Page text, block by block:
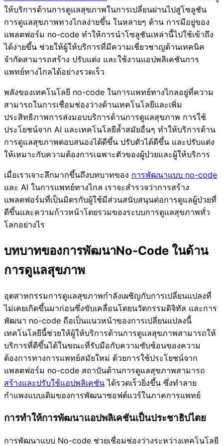
ให้บริการด้านการดูแลสุขภาพในการเปลี่ยนผ่านไปสู่โซลูชัน
การดูแลสุขภาพทางไกลง่ายขึ้น ในหลายๆ ด้าน การมีอยู่ของ
แพลตฟอร์ม no-code ทำให้การนำโซลูชันเหล่านี้ไปใช้เข้าถึง
ได้ง่ายขึ้น ช่วยให้ผู้ให้บริการที่มีความเชี่ยวชาญด้านเทคนิค
จำกัดสามารถสร้าง ปรับแต่ง และใช้งานแอปพลิเคชันการ
แพทย์ทางไกลได้อย่างรวดเร็ว
พลังของเทคโนโลยี no-code ในการแพทย์ทางไกลอยู่ที่ความ
สามารถในการเชื่อมช่องว่างด้านเทคโนโลยีและเพิ่ม
ประสิทธิภาพการส่งมอบบริการด้านการดูแลสุขภาพ การใช้
ประโยชน์จาก AI และเทคโนโลยีล้ำสมัยอื่นๆ ทำให้บริการด้าน
การดูแลสุขภาพตอบสนองได้ดีขึ้น ปรับตัวได้ดีขึ้น และปรับแต่ง
ให้เหมาะกับความต้องการเฉพาะตัวของผู้ป่วยและผู้ให้บริการ
เมื่อเราเจาะลึกมากขึ้นถึงบทบาทของ การพัฒนาแบบ no-code
และ AI ในการแพทย์ทางไกล เราจะสำรวจว่าการสร้าง
แพลตฟอร์มที่เป็นมิตรกับผู้ใช้มีส่วนสนับสนุนต่อการดูแลผู้ป่วยที่
ดีขึ้นและความก้าวหน้าโดยรวมของระบบการดูแลสุขภาพทั่ว
โลกอย่างไร
บทบาทของการพัฒนาNo-Code ในด้าน
การดูแลสุขภาพ
อุตสาหกรรมการดูแลสุขภาพกำลังเผชิญกับการเปลี่ยนแปลงที่
ไม่เคยเกิดขึ้นมาก่อนซึ่งขับเคลื่อนโดยนวัตกรรมดิจิทัล และการ
พัฒนา no-code ถือเป็นแนวหน้าของการเปลี่ยนแปลงนี้
เทคโนโลยีนี้ช่วยให้ผู้ให้บริการด้านการดูแลสุขภาพสามารถให้
บริการที่ดีขึ้นได้ในขณะที่รับมือกับความซับซ้อนของความ
ต้องการทางการแพทย์สมัยใหม่ ด้วยการใช้ประโยชน์จาก
แพลตฟอร์ม no-code สถาบันด้านการดูแลสุขภาพสามารถ
สร้างและปรับใช้แอปพลิเคชัน ได้รวดเร็วยิ่งขึ้น ซึ่งทำลาย
กำแพงแบบเดิมของการพัฒนาซอฟต์แวร์ในภาคการแพทย์
การทำให้การพัฒนาแอปพลิเคชันเป็นประชาธิปไตย
การพัฒนาแบบ No-code ช่วยเชื่อมช่องว่างระหว่างเทคโนโลยี